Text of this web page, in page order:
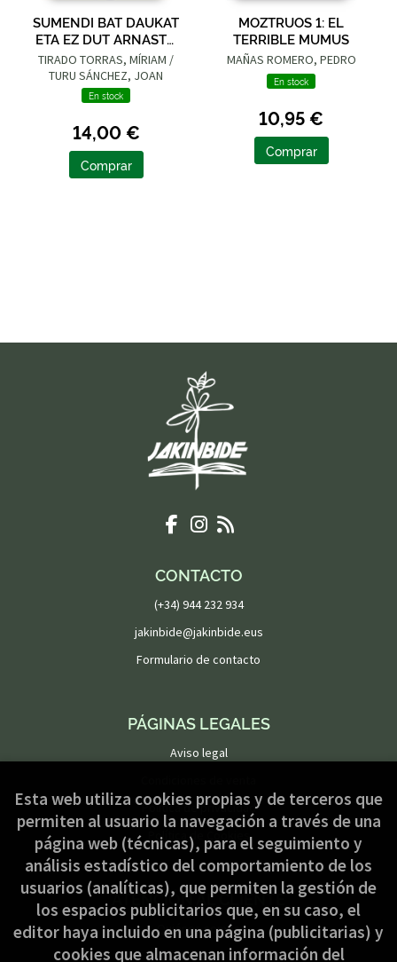
SUMENDI BAT DAUKAT
ETA EZ DUT ARNASTU
NAHI
TIRADO TORRAS, MÍRIAM /
TURU SÁNCHEZ, JOAN
En stock
14,00 €
Comprar
MOZTRUOS 1: EL
TERRIBLE MUMUS
MAÑAS ROMERO, PEDRO
En stock
10,95 €
Comprar
CONTACTO
(+34) 944 232 934
jakinbide@jakinbide.eus
Formulario de contacto
PÁGINAS LEGALES
Aviso legal
Política de privacidad
Política de Cookies
ATENCIÓN AL CLIENTE
Quiénes somos
Pedidos especiales
Esta web utiliza cookies propias y de terceros que
permiten al usuario la navegación a través de una
página web (técnicas), para el seguimiento y
análisis estadístico del comportamiento de los
usuarios (analíticas), que permiten la gestión de
los espacios publicitarios que, en su caso, el
editor haya incluido en una página (publicitarias) y
cookies que almacenan información del